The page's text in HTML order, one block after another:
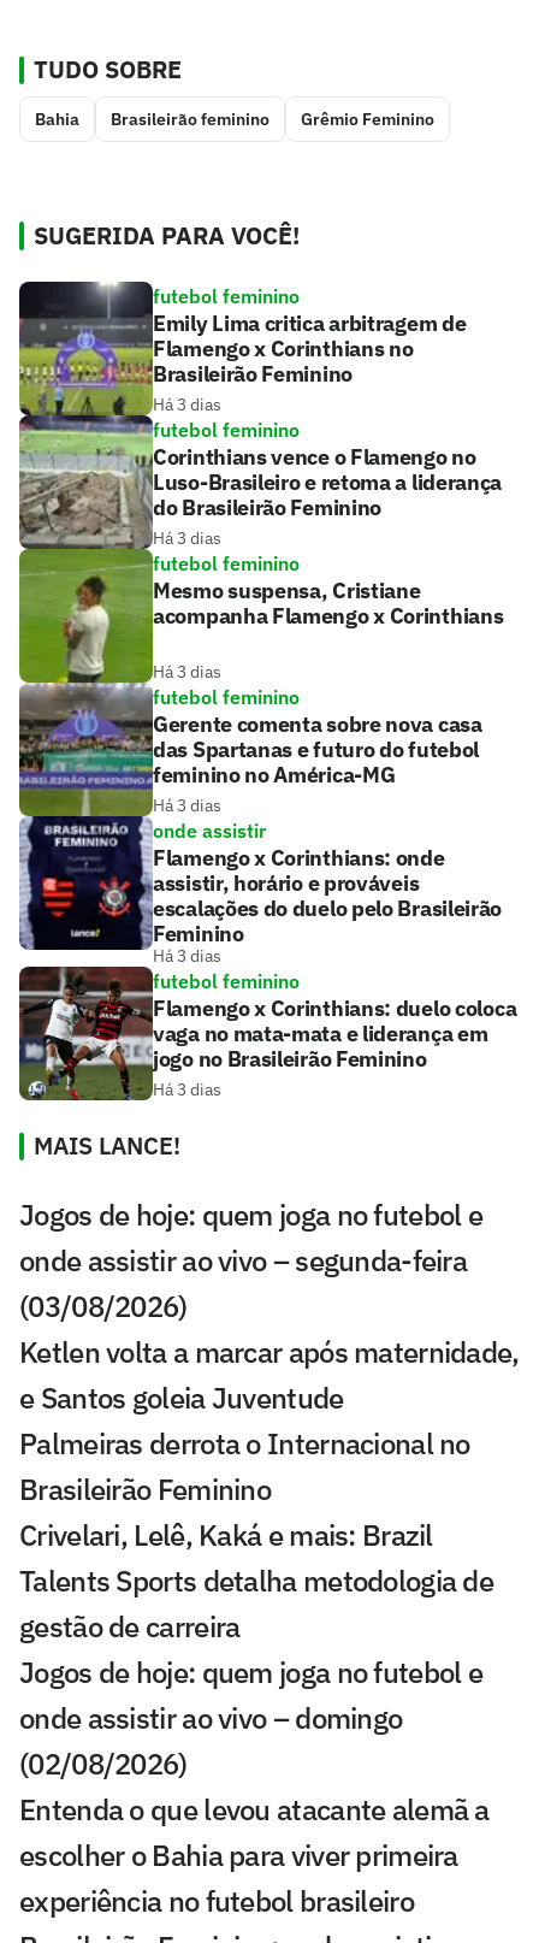
TUDO SOBRE
Bahia Brasileirão feminino Grêmio Feminino
SUGERIDA PARA VOCÊ!
futebol feminino
Emily Lima critica arbitragem de
Flamengo x Corinthians no
Brasileirão Feminino
Há 3 dias
futebol feminino
Corinthians vence o Flamengo no
Luso-Brasileiro e retoma a liderança
do Brasileirão Feminino
Há 3 dias
futebol feminino
Mesmo suspensa, Cristiane
acompanha Flamengo x Corinthians
Há 3 dias
futebol feminino
Gerente comenta sobre nova casa
das Spartanas e futuro do futebol
feminino no América-MG
Há 3 dias
onde assistir
Flamengo x Corinthians: onde
assistir, horário e prováveis
escalações do duelo pelo Brasileirão
Feminino
Há 3 dias
futebol feminino
Flamengo x Corinthians: duelo coloca
vaga no mata-mata e liderança em
jogo no Brasileirão Feminino
Há 3 dias
MAIS LANCE!
Jogos de hoje: quem joga no futebol e
onde assistir ao vivo – segunda-feira
(03/08/2026)
Ketlen volta a marcar após maternidade,
e Santos goleia Juventude
Palmeiras derrota o Internacional no
Brasileirão Feminino
Crivelari, Lelê, Kaká e mais: Brazil
Talents Sports detalha metodologia de
gestão de carreira
Jogos de hoje: quem joga no futebol e
onde assistir ao vivo – domingo
(02/08/2026)
Entenda o que levou atacante alemã a
escolher o Bahia para viver primeira
experiência no futebol brasileiro